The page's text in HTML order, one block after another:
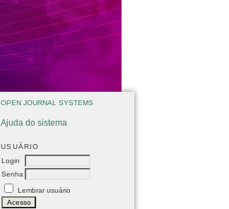
OPEN JOURNAL SYSTEMS
Ajuda do sistema
USUÁRIO
Login
Senha
Lembrar usuário